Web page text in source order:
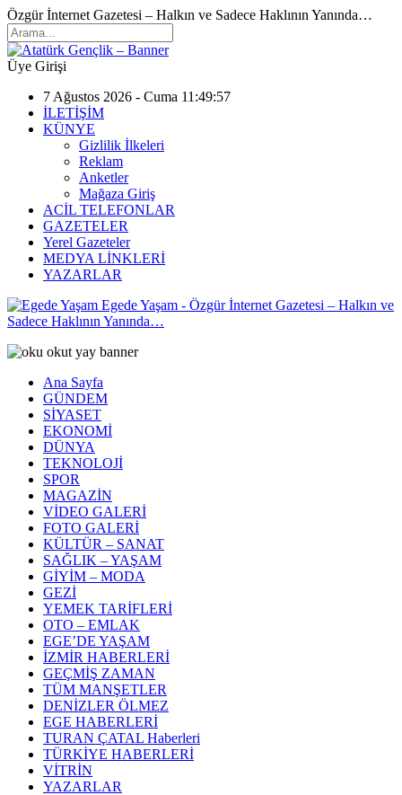
Özgür İnternet Gazetesi – Halkın ve Sadece Haklının Yanında…
Üye Girişi
7 Ağustos 2026 - Cuma 11:49:57
İLETİŞİM
KÜNYE
Gizlilik İlkeleri
Reklam
Anketler
Mağaza Giriş
ACİL TELEFONLAR
GAZETELER
Yerel Gazeteler
MEDYA LİNKLERİ
YAZARLAR
Egede Yaşam - Özgür İnternet Gazetesi – Halkın ve
Sadece Haklının Yanında…
Ana Sayfa
GÜNDEM
SİYASET
EKONOMİ
DÜNYA
TEKNOLOJİ
SPOR
MAGAZİN
VİDEO GALERİ
FOTO GALERİ
KÜLTÜR – SANAT
SAĞLIK – YAŞAM
GİYİM – MODA
GEZİ
YEMEK TARİFLERİ
OTO – EMLAK
EGE’DE YAŞAM
İZMİR HABERLERİ
GEÇMİŞ ZAMAN
TÜM MANŞETLER
DENİZLER ÖLMEZ
EGE HABERLERİ
TURAN ÇATAL Haberleri
TÜRKİYE HABERLERİ
VİTRİN
YAZARLAR